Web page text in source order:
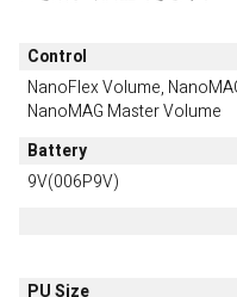
Control
NanoFlex Volume,
NanoMAG Master Volume
Battery
9V(006P9V)
PU Size